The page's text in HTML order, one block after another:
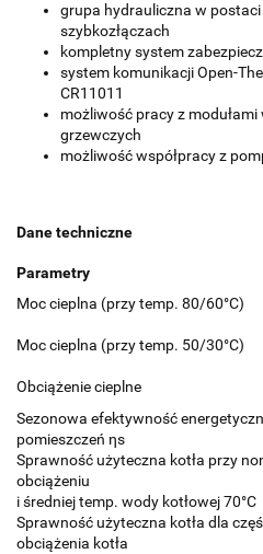
grupa hydrauliczna w
szybkozłączach
kompletny system
system komunikacji Open-
CR11011
możliwość pracy z
grzewczych
możliwość współpracy z
Dane techniczne
Parametry
Moc cieplna (przy temp. 80/60°C)
Moc cieplna (przy temp. 50/30°C)
Obciążenie cieplne
Sezonowa efektywność
pomieszczeń ηs
Sprawność użyteczna kotła przy
obciążeniu
i średniej temp. wody kotłowej 70°C
Sprawność użyteczna kotła dla
obciążenia kotła